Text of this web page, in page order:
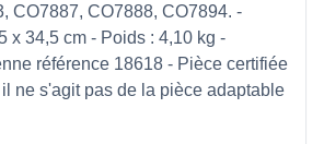
CO7887, CO7888, CO7894. -
x 34,5 cm - Poids : 4,10 kg -
référence 18618 - Pièce certifiée
ne s'agit pas de la pièce adaptable